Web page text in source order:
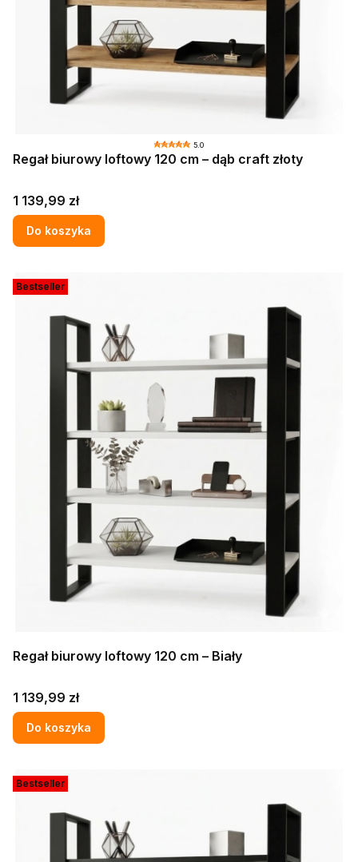
5.0
Regał biurowy loftowy 120 cm – dąb craft złoty
Cena
1 139,99 zł
Do koszyka
Bestseller
Regał biurowy loftowy 120 cm – Biały
Cena
1 139,99 zł
Do koszyka
Bestseller